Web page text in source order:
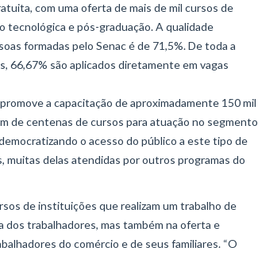
com uma oferta de mais de mil cursos de
tecnológica e pós-graduação. A qualidade
formadas pelo Senac é de 71,5%. De toda a
66,67% são aplicados diretamente em vagas
a capacitação de aproximadamente 150 mil
de centenas de cursos para atuação no segmento
o acesso do público a este tipo de
muitas delas atendidas por outros programas do
de instituições que realizam um trabalho de
dos trabalhadores, mas também na oferta e
do comércio e de seus familiares. “O